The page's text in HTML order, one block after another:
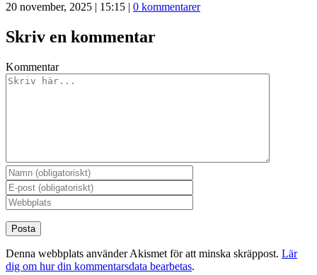
20 november, 2025 | 15:15 | 0 kommentarer
Skriv en kommentar
Kommentar
Denna webbplats använder Akismet för att minska skräppost. Lär
dig om hur din kommentarsdata bearbetas.